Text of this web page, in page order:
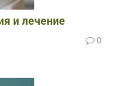
и лечение
0